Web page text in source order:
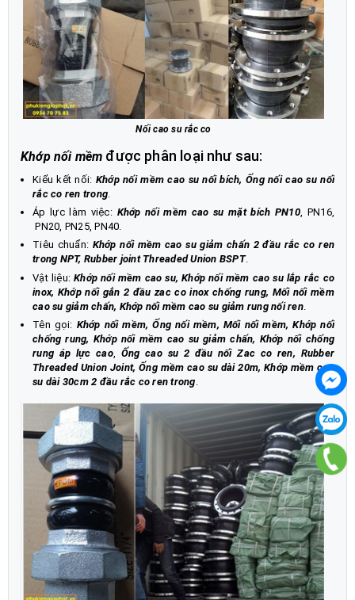
Nối cao su rắc co
Khớp nối mềm được phân loại như sau:
Kiểu kết nối: Khớp nối mềm cao su nối bích, Ống nối cao su nối
rắc co ren trong.
Áp lực làm việc: Khớp nối mềm cao su mặt bích PN10, PN16,
PN20, PN25, PN40.
Tiêu chuẩn: Khớp nối mềm cao su giảm chấn 2 đầu rắc co ren
trong NPT, Rubber joint Threaded Union BSPT.
Vật liệu:Khớp nối mềm cao su, Khớp nối mềm cao su lắp rắc co
inox, Khớp nối gắn 2 đầu zac co inox chống rung, Mối nối mềm
cao su giảm chấn, Khớp nối mềm cao su giảm rung nối ren.
Tên gọi: Khớp nối mềm, Ống nối mềm, Mối nối mềm, Khớp nối
chống rung, Khớp nối mềm cao su giảm chấn, Khớp nối chống
rung áp lực cao, Ống cao su 2 đầu nối Zac co ren, Rubber
Threaded Union Joint, Ống mềm cao su dài 20m, Khớp mềm cao
su dài 30cm 2 đầu rắc co ren trong